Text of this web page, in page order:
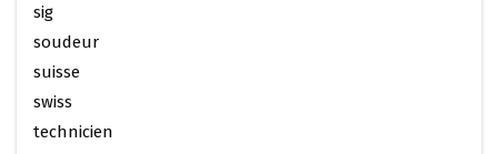
sig
soudeur
suisse
swiss
technicien